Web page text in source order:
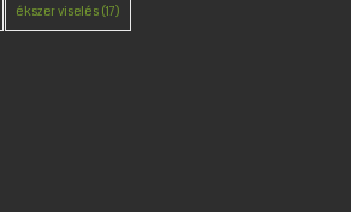
ékszer viselés(17)